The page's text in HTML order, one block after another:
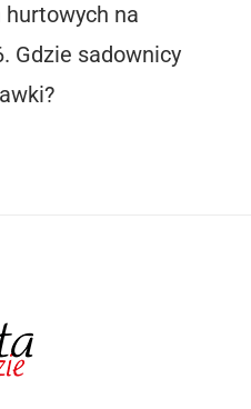
hurtowych na
Gdzie sadownicy